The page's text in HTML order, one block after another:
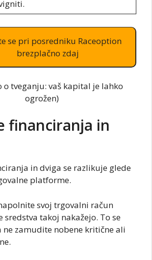
se pri posredniku Raceoption
brezplačno zdaj
o tveganju: vaš kapital je lahko
ogrožen)
financiranja in
in dviga se razlikuje glede
platforme.
svoj trgovalni račun
sredstva takoj nakažejo. To se
ne zamudite nobene kritične ali